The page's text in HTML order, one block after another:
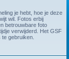
je hebt, hoe je deze
wil. Fotos erbij
betrouwbare foto
verwijderd. Het GSF
gebruiken.